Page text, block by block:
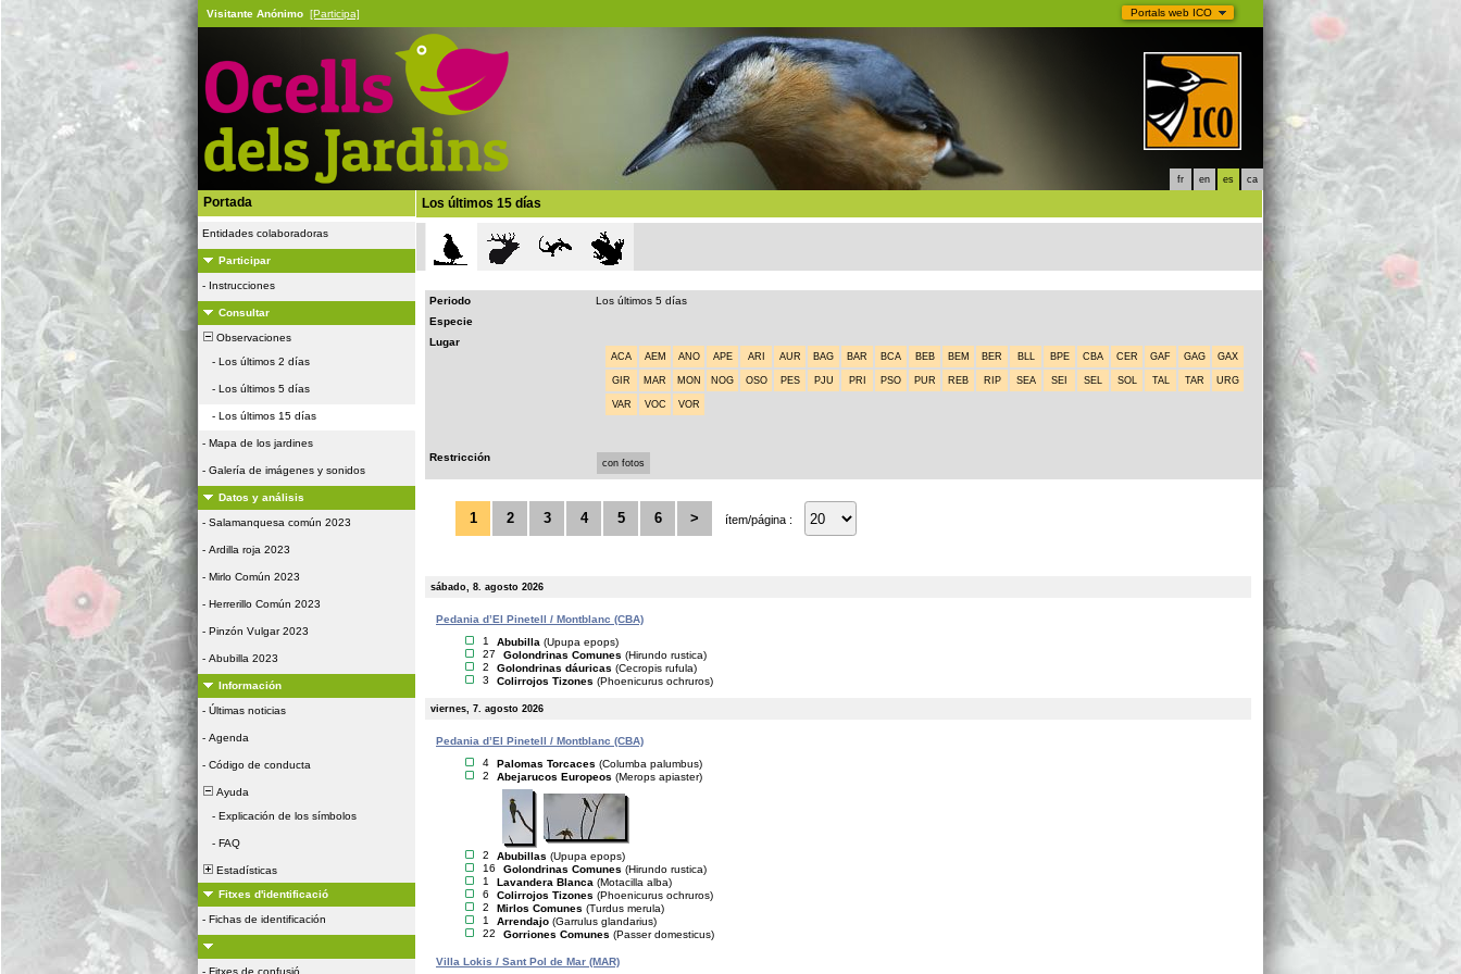
Portals web ICO
Visitante Anónimo [Participa]
fr en es ca
Portada
Entidades colaboradoras
Participar
- Instrucciones
Consultar
Observaciones
- Los últimos 2 días
- Los últimos 5 días
- Los últimos 15 días
- Mapa de los jardines
- Galería de imágenes y sonidos
Datos y análisis
- Salamanquesa común 2023
- Ardilla roja 2023
- Mirlo Común 2023
- Herrerillo Común 2023
- Pinzón Vulgar 2023
- Abubilla 2023
Información
- Últimas noticias
- Agenda
- Código de conducta
Ayuda
- Explicación de los símbolos
- FAQ
Estadísticas
Fitxes d'identificació
- Fichas de identificación
- Fitxes de confusió
Los últimos 15 días
Periodo
Los últimos 5 días
Especie
Lugar
ACA AEM ANO APE ARI AUR BAG BAR BCA BEB BEM BER BLL BPE CBA CER GAF GAG GAX
GIR MAR MON NOG OSO PES PJU PRI PSO PUR REB RIP SEA SEI SEL SOL TAL TAR URG
VAR VOC VOR
Restricción con fotos
1 2 3 4 5 6 > ítem/página :
sábado, 8. agosto 2026
Pedania d’El Pinetell / Montblanc (CBA)
1
Abubilla (Upupa epops)
27
Golondrinas Comunes (Hirundo rustica)
2
Golondrinas dáuricas (Cecropis rufula)
3
Colirrojos Tizones (Phoenicurus ochruros)
viernes, 7. agosto 2026
Pedania d’El Pinetell / Montblanc (CBA)
4
Palomas Torcaces (Columba palumbus)
2
Abejarucos Europeos (Merops apiaster)
2 Abubillas (Upupa epops)
16
Golondrinas Comunes (Hirundo rustica)
1
Lavandera Blanca (Motacilla alba)
6
Colirrojos Tizones (Phoenicurus ochruros)
2
Mirlos Comunes (Turdus merula)
1
Arrendajo (Garrulus glandarius)
22
Gorriones Comunes (Passer domesticus)
Villa Lokis / Sant Pol de Mar (MAR)